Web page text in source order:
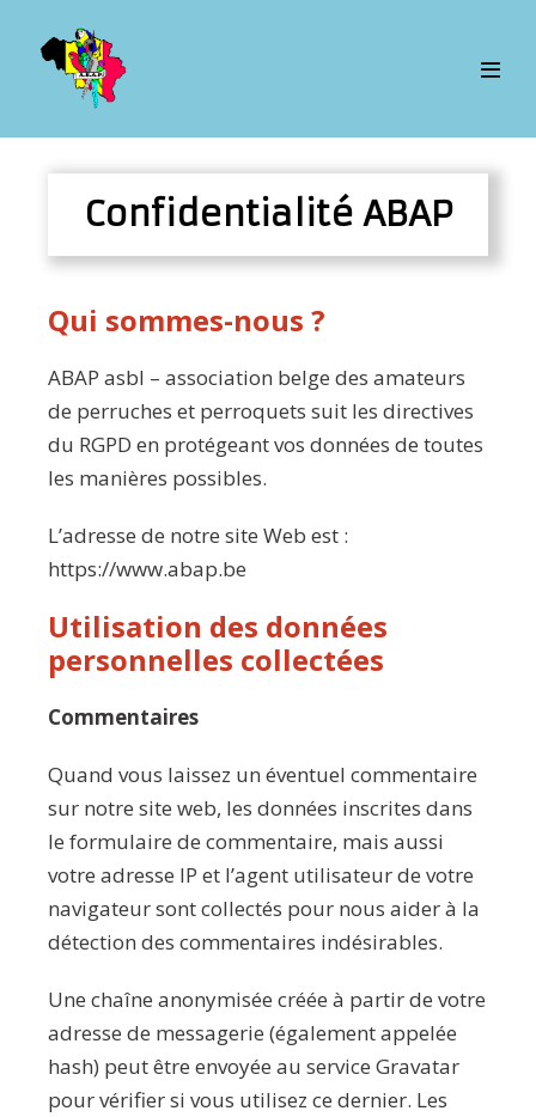
Confidentialité ABAP
Qui sommes-nous ?
ABAP asbl – association belge des amateurs
de perruches et perroquets suit les directives
du RGPD en protégeant vos données de toutes
les manières possibles.
L’adresse de notre site Web est :
https://www.abap.be
Utilisation des données
personnelles collectées
Commentaires
Quand vous laissez un éventuel commentaire
sur notre site web, les données inscrites dans
le formulaire de commentaire, mais aussi
votre adresse IP et l’agent utilisateur de votre
navigateur sont collectés pour nous aider à la
détection des commentaires indésirables.
Une chaîne anonymisée créée à partir de votre
adresse de messagerie (également appelée
hash) peut être envoyée au service Gravatar
pour vérifier si vous utilisez ce dernier. Les